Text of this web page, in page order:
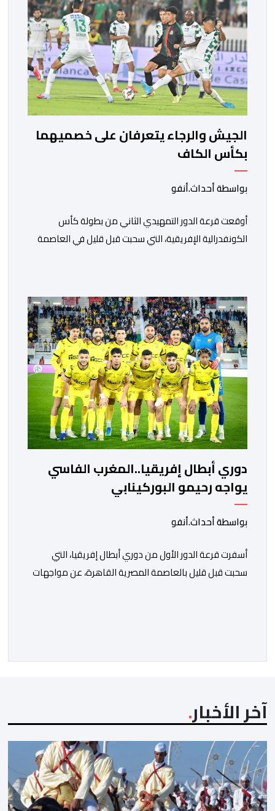
الجيش والرجاء يتعرفان على خصميهما
بكأس الكاف
بواسطة أحداث.أنفو
أوقعت قرعة الدور التمهيدي الثاني من بطولة كأس
الكونفدرالية الإفريقية، التي سحبت قبل قليل في العاصمة
ووسط القارة. ​وسيكون نادي الرجاء الرياضي على موعد مع
مواجهة المتأهل من المباراة التي تجمع بين إيل كانيمي
واريورز النيجيري ونادي أوديب ممثل […]
دوري أبطال إفريقيا..المغرب الفاسي
يواجه رحيمو البوركينابي
بواسطة أحداث.أنفو
أسفرت قرعة الدور الأول من دوري أبطال إفريقيا، التي
سحبت قبل قليل بالعاصمة المصرية القاهرة، عن مواجهات
الغامبي، حيث يطمح الفريق […]
آخر الأخبار